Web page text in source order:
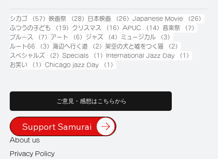
シカゴ （57） 57件の記事
映画祭 （28） 28件の記事
日本映画 （26） 26件の記事
Japanese Movie （26）
ふつうの子ども
（19） 19件の記事
クリスマス （16） 16件の記事
APUC （14） 14件の記事
音楽祭 （7）
ブルース
（7） 7件の記事
アート （6） 6件の記事
ジャズ （4） 4件の記事
ミュージカル （3）
ルート66
（3） 3件の記事
海辺へ行く道 （2） 2件の記事
架空の犬と嘘をつく猫 （2）
スペシャルズ
（2） 2件の記事
Specials （1） 1件の記事
International Jazz Day （1）
お笑い
（1） 1件の記事
Chicago jazz Day （1）
ご意見・感想はこちらから
About us
Privacy Policy
Support Samurai